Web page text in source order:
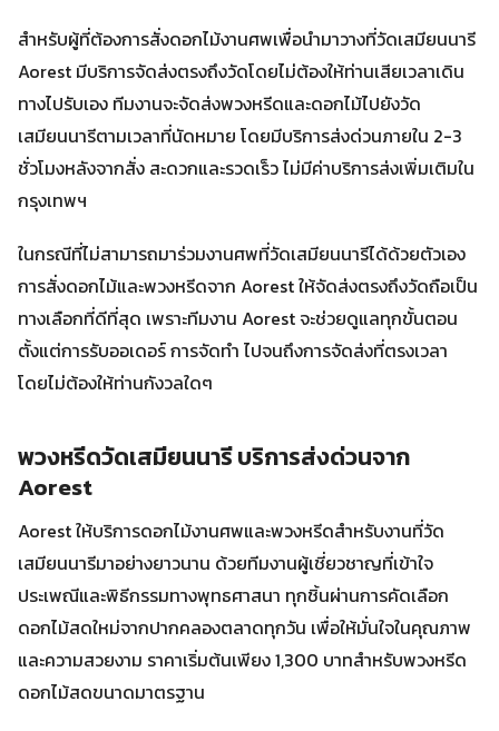
สำหรับผู้ที่ต้องการสั่งดอกไม้งานศพเพื่อนำมาวางที่วัดเสมียนนารี
Aorest มีบริการจัดส่งตรงถึงวัดโดยไม่ต้องให้ท่านเสียเวลาเดิน
ทางไปรับเอง ทีมงานจะจัดส่งพวงหรีดและดอกไม้ไปยังวัด
เสมียนนารีตามเวลาที่นัดหมาย โดยมีบริการส่งด่วนภายใน 2-3
ชั่วโมงหลังจากสั่ง สะดวกและรวดเร็ว ไม่มีค่าบริการส่งเพิ่มเติมใน
กรุงเทพฯ
ในกรณีที่ไม่สามารถมาร่วมงานศพที่วัดเสมียนนารีได้ด้วยตัวเอง
การสั่งดอกไม้และพวงหรีดจาก Aorest ให้จัดส่งตรงถึงวัดถือเป็น
ทางเลือกที่ดีที่สุด เพราะทีมงาน Aorest จะช่วยดูแลทุกขั้นตอน
ตั้งแต่การรับออเดอร์ การจัดทำ ไปจนถึงการจัดส่งที่ตรงเวลา
โดยไม่ต้องให้ท่านกังวลใดๆ
พวงหรีดวัดเสมียนนารี บริการส่งด่วนจาก
Aorest
Aorest ให้บริการดอกไม้งานศพและพวงหรีดสำหรับงานที่วัด
เสมียนนารีมาอย่างยาวนาน ด้วยทีมงานผู้เชี่ยวชาญที่เข้าใจ
ประเพณีและพิธีกรรมทางพุทธศาสนา ทุกชิ้นผ่านการคัดเลือก
ดอกไม้สดใหม่จากปากคลองตลาดทุกวัน เพื่อให้มั่นใจในคุณภาพ
และความสวยงาม ราคาเริ่มต้นเพียง 1,300 บาทสำหรับพวงหรีด
ดอกไม้สดขนาดมาตรฐาน